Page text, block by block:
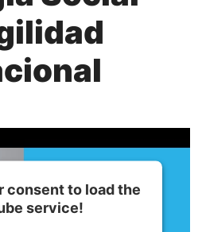
consent to load the
service!